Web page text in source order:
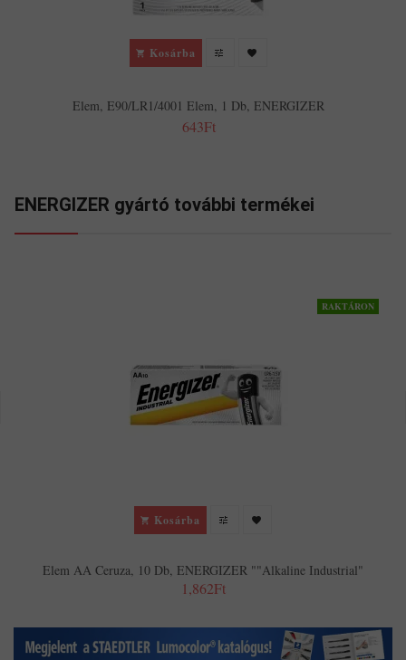
Kosárba
Elem, E90/LR1/4001 Elem, 1 Db, ENERGIZER
643Ft
ENERGIZER gyártó további termékei
RAKTÁRON
Kosárba
Elem AA Ceruza, 10 Db, ENERGIZER ""Alkaline Industrial"
1,862Ft